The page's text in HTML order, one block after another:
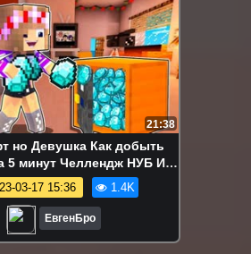
21:38
но Девушка Как добыть
5 минут Челлендж НУБ И
ТРОЛЛИНГ MINECRAFT
03-17 15:36 1.4K
ЕвгенБро